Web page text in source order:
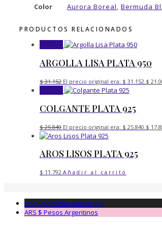
Color Aurora Boreal, Bermuda
PRODUCTOS RELACIONADOS
ARGOLLA LISA PLATA 950
$31.152 El precio original era: $ 31.152. $
COLGANTE PLATA 925
$25.840 El precio original era: $ 25.840. $
AROS LISOS PLATA 925
$ 11.792 Añadir al carrito
USD U$S Dolar Americano
ARS $ Pesos Argentinos